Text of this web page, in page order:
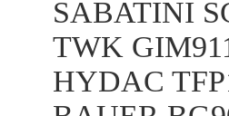
SABATINI
TWK
HYDAC